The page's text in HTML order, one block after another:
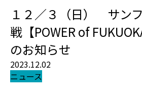
１２／３（日） サン
戦【POWER of
のお知らせ
2023.12.02
ニュース